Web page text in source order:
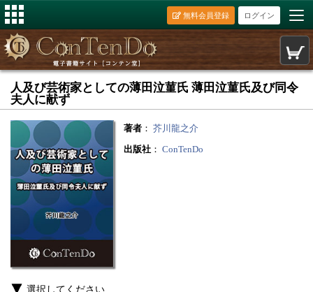
ログイン
無料会員登録
人及び芸術家としての薄田泣菫氏 薄田泣菫氏及び同令
夫人に献ず
著者 ： 芥川龍之介
出版社 ： ConTenDo
選択してください